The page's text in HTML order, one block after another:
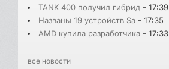
TANK 400 получил гибрид - 17:39
Названы 19 устройств Sa - 17:35
AMD купила разработчика - 17:33
все новости